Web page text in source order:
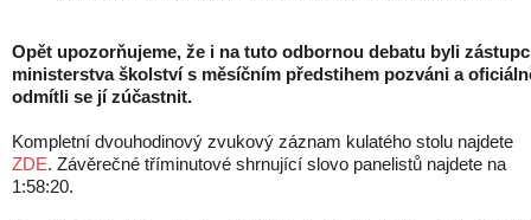
Opět upozorňujeme, že i na tuto odbornou debatu byli
ministerstva školství s měsíčním předstihem pozváni a
odmítli se jí zúčastnit.
Kompletní dvouhodinový zvukový záznam kulatého stolu najdete
ZDE. Závěrečné tříminutové shrnující slovo panelistů najdete na
1:58:20.